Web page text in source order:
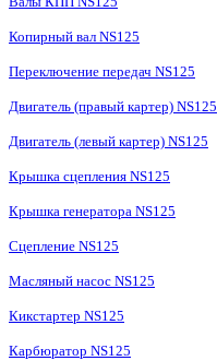
Копирный вал NS125
Переключение передач NS125
Двигатель (правый картер) NS125
Двигатель (левый картер) NS125
Крышка сцепления NS125
Крышка генератора NS125
Сцепление NS125
Масляный насос NS125
Кикстартер NS125
Карбюратор NS125